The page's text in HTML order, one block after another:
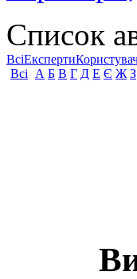
Список
ВсіЕксперти
Всі
А Б В Г Д Е Є Ж З